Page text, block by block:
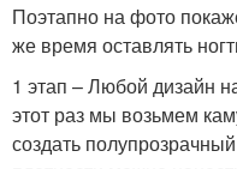
Поэтапно на фото
же время оставлять
1 этап – Любой дизайн
этот раз мы возьмем
создать